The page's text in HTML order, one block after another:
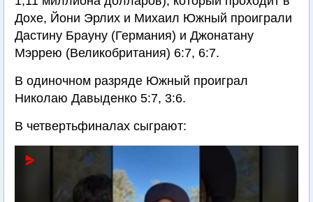
Дохе, Йони Эрлих и Михаил Южный проиграли
Дастину Брауну (Германия) и Джонатану
Мэррею (Великобритания) 6:7, 6:7.
В одиночном разряде Южный проиграл
Николаю Давыденко 5:7, 3:6.
В четвертьфиналах сыграют: